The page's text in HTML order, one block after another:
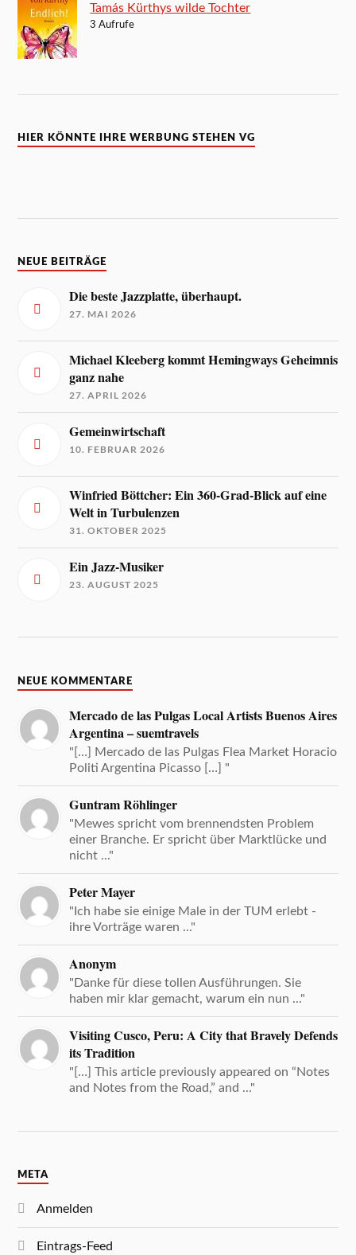
Tamás Kürthys wilde Tochter
3 Aufrufe
HIER KÖNNTE IHRE WERBUNG STEHEN VG
NEUE BEITRÄGE
Die beste Jazzplatte, überhaupt.
27. MAI 2026
Michael Kleeberg kommt Hemingways Geheimnis
ganz nahe
27. APRIL 2026
Gemeinwirtschaft
10. FEBRUAR 2026
Winfried Böttcher: Ein 360-Grad-Blick auf eine
Welt in Turbulenzen
31. OKTOBER 2025
Ein Jazz-Musiker
23. AUGUST 2025
NEUE KOMMENTARE
Mercado de las Pulgas Local Artists Buenos Aires
Argentina – suemtravels
"[…] Mercado de las Pulgas Flea Market Horacio
Politi Argentina Picasso […] "
Guntram Röhlinger
"Mewes spricht vom brennendsten Problem
einer Branche. Er spricht über Marktlücke und
nicht ..."
Peter Mayer
"Ich habe sie einige Male in der TUM erlebt -
ihre Vorträge waren ..."
Anonym
"Danke für diese tollen Ausführungen. Sie
haben mir klar gemacht, warum ein nun ..."
Visiting Cusco, Peru: A City that Bravely Defends
its Tradition
"[…] This article previously appeared on “Notes
and Notes from the Road,” and ..."
META
Anmelden
Eintrags-Feed